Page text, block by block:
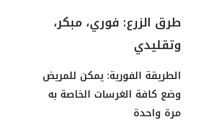
طرق الزرع: فوري، مبكر،
وتقليدي
الطريقة الفورية: يمكن للمريض
وضع كافة الغرسات الخاصة به
مرة واحدة